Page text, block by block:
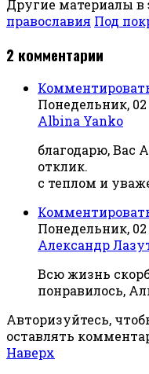
Другие материалы в
православия Под
2 комментарии
Понедельник, 02
Albina Yanko
благодарю, Вас
отклик.
с теплом и
Понедельник, 02
Александр
Всю жизнь
понравилось,
Авторизуйтесь,
оставлять
Наверх